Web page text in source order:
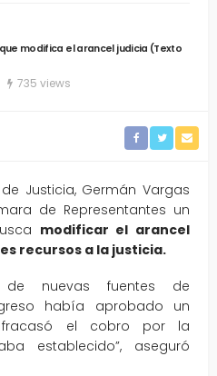
modifica el arancel judicia (Texto
735 views
Justicia, Germán Vargas
de Representantes un
modificar el arancel
recursos a la justicia.
de nuevas fuentes de
había aprobado un
fracasó el cobro por la
establecido”, aseguró